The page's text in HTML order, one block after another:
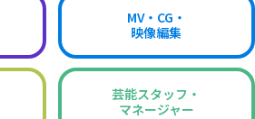
MV・CG・
映像編集
芸能スタッフ・
マネージャー